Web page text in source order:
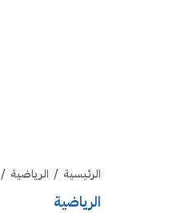
الرئيسية / الرياضية /
الرياضية